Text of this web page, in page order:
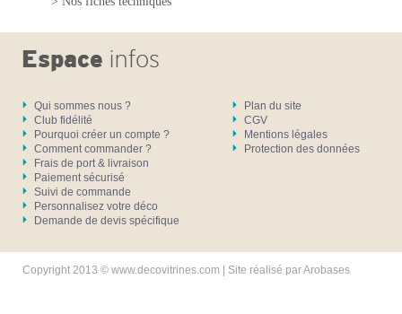
Qui sommes nous ?
Club fidélité
Pourquoi créer un compte ?
Comment commander ?
Frais de port & livraison
Paiement sécurisé
Suivi de commande
Personnalisez votre déco
Demande de devis spécifique
Plan du site
CGV
Mentions légales
Protection des données
Copyright 2013 © www.decovitrines.com | Site réalisé parArobases